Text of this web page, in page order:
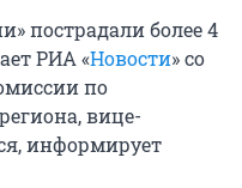
пострадали более 4
РИА «Новости» со
по
вице-
информирует